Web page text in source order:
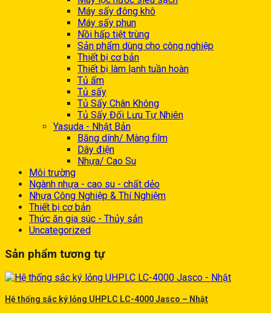
Máy sấy đông khô
Máy sấy phun
Nồi hấp tiệt trùng
Sản phẩm dùng cho công nghiệp
Thiết bị cơ bản
Thiết bị làm lạnh tuần hoàn
Tủ ấm
Tủ sấy
Tủ Sấy Chân Không
Tủ Sấy Đối Lưu Tự Nhiên
Yasuda - Nhật Bản
Băng dính/ Màng film
Dây điện
Nhựa/ Cao Su
Môi trường
Ngành nhựa - cao su - chất dẻo
Nhựa Công Nghiệp & Thí Nghiệm
Thiết bị cơ bản
Thức ăn gia súc - Thủy sản
Uncategorized
Sản phẩm tương tự
Hệ thống sắc ký lỏng UHPLC LC-4000 Jasco – Nhật